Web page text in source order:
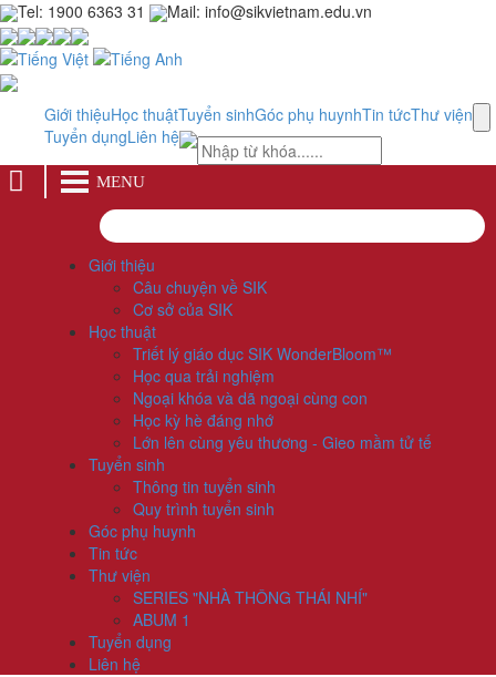
Tel: 1900 6363 31 Mail: info@sikvietnam.edu.vn
Giới thiệuHọc thuậtTuyển sinhGóc phụ huynhTin tứcThư viện
Tuyển dụngLiên hệ
MENU
Giới thiệu
Câu chuyện về SIK
Cơ sở của SIK
Học thuật
Triết lý giáo dục SIK WonderBloom™
Học qua trải nghiệm
Ngoại khóa và dã ngoại cùng con
Học kỳ hè đáng nhớ
Lớn lên cùng yêu thương - Gieo mầm tử tế
Tuyển sinh
Thông tin tuyển sinh
Quy trình tuyển sinh
Góc phụ huynh
Tin tức
Thư viện
SERIES "NHÀ THÔNG THÁI NHÍ"
ABUM 1
Tuyển dụng
Liên hệ